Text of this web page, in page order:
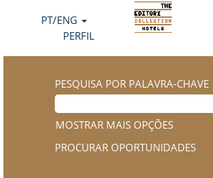
PT/ENG
PERFIL
PESQUISA POR PALAVRA-CHAVE
MOSTRAR MAIS OPÇÕES